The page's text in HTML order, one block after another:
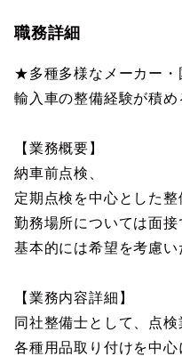
職務詳細
★多種多様なメーカー・
輸入車の整備経験が積め
【業務概要】
納車前点検、
定期点検を中心とした整
勤務場所については面接
基本的には希望を考慮い
【業務内容詳細】
同社整備士として、点検
各種用品取り付けを中心